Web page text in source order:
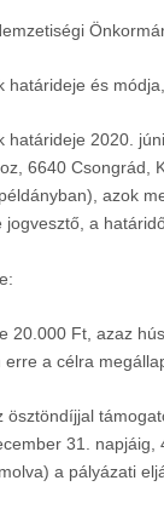
határideje és
határideje 2020.
6640 Csongrád,
azok
jogvesztő, a
20.000 Ft, azaz
a célra
ösztöndíjjal
31. napjáig,
a pályázati